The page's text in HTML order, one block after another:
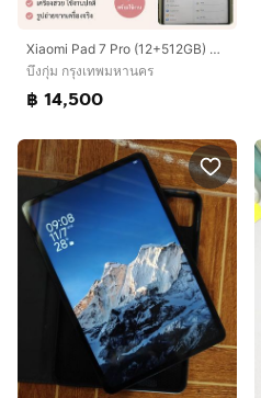
Xiaomi Pad 7 Pro (12+512GB) Mi Pad 7 Pro สภาพนางฟ้าเปิดใช้งานไม่ถึง 10 ครั้ง
บึงกุ่ม กรุงเทพมหานคร
฿ 14,500